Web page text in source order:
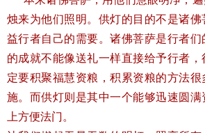
烛来为他们照明。供灯的目的不是诸佛
益行者自己的需要。诸佛菩萨是行者
的成就不能像送礼一样直接给予行者
定要积聚福慧资粮，积累资粮的方法
施。而供灯则是其中一个能够迅速圆
上方便法门。